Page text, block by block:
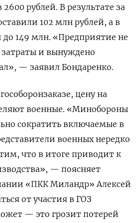
рублей. В результате за
102 млн рублей, а в
до 149 млн. «Предприятие не
и вынуждено
— заявил Бондаренко.
цену на
военные. «Минобороны
сократить включаемые в
военных нередко
что в итоге приводит к
— поясняет
«ПКК Миландр» Алексей
от участия в ГОЗ
— это грозит потерей